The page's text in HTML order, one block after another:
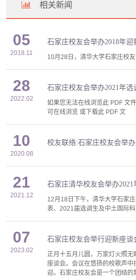
相关新闻
05
2018.11
石家庄校友会举办2018年迎
10月28日，清华大学石家庄校
28
2022.02
石家庄校友会举办2021年
如果您无法在线浏览此 PDF 文
可在线浏览 或下载此 PDF 文
10
2020.08
校友联络:石家庄校友会举
21
2021.12
石家庄清华校友会举办
12月18日下午，清华大学石家
表、2021届选调生及中土国际
07
2023.02
石家庄校友会举行迎新座谈
正月十五月儿圆，万家灯火照
座谈会。会议在悠扬的校歌声
迎。石家庄校友会是一个团结